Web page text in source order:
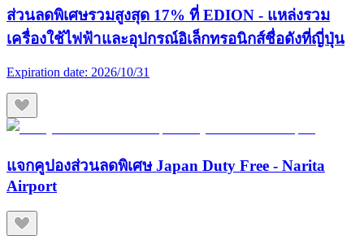
ส่วนลดพิเศษรวมสูงสุด 17% ที่ EDION - แหล่งรวม
เครื่องใช้ไฟฟ้าและอุปกรณ์อิเล็กทรอนิกส์ชื่อดังที่ญี่ปุ่น
Expiration date: 2026/10/31
แจกคูปองส่วนลดพิเศษ Japan Duty Free - Narita
Airport